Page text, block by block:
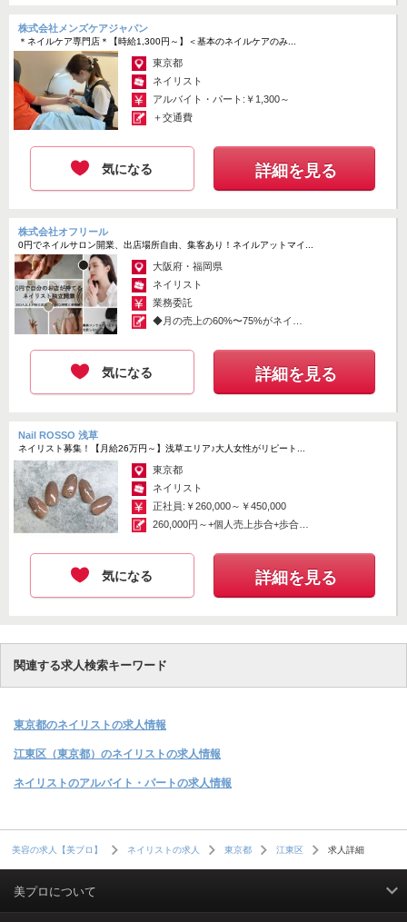
大企業という安定感のもと、将来も続けていけるネイリストを目指し
ませんか？
★【チャレンジできる環境！】★
「つめきゅーと」が今後さらに拡大するために、是非あなたの実力を
発揮してみて下さい。
安心して店舗運営に携われるよう本部がしっかりサポートしていきま
すが、「こんなお店にしたい」というイメージも大切。
まだまだ新しいネイルサロンだからこそ、できることはたくさん。
やりたかったことに、ぜひチャレンジしてくださいね。
当店は無資格でもOK◎入社後すぐに1ヶ月ほどの研修を受けて頂きま
す。
研修を受けて頂き、社内検定に合格すると店舗OJTに進みます。店舗
OJTが終了すると晴れてお客さまデビュー☆
採用に関する質問など、お気軽にお問い合わせください。
みなさまのご応募お待ちしています。
株式会社メンズケアジャパン
＊ネイルケア専門店＊【時給1,300円～】＜基本のネイルケアのみ...
東京都
ネイリスト
アルバイト・パート:￥1,300～
＋交通費
気になる 詳細を見る
株式会社オフリール
0円でネイルサロン開業、出店場所自由、集客あり！ネイルアットマイ...
大阪府・福岡県
ネイリスト
業務委託
気になる 詳細を見る
Nail ROSSO 浅草
ネイリスト募集！【月給26万円～】浅草エリア♪大人女性がリピート...
東京都
ネイリスト
正社員:￥260,000～￥450,000
気になる 詳細を見る
関連する求人検索キーワード
東京都のネイリストの求人情報
江東区（東京都）のネイリストの求人情報
ネイリストのアルバイト・パートの求人情報
美容の求人【美プロ】 ネイリストの求人 東京都 江東区 求人詳細
美プロについて